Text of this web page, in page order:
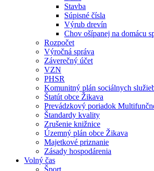
Stavba
Súpisné čísla
Výrub drevín
Chov ošípanej na domácu
Rozpočet
Výročná správa
Záverečný účet
VZN
PHSR
Komunitný plán sociálnych
Štatút obce Žikava
Prevádzkový poriadok
Štandardy kvality
Zrušenie knižnice
Územný plán obce Žikava
Majetkové priznanie
Zásady hospodárenia
Volný čas
Šport